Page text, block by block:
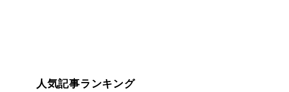
人気記事ランキング